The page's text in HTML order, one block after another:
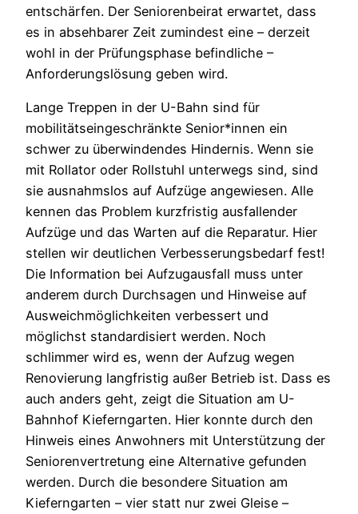
entschärfen. Der Seniorenbeirat erwartet, dass
es in absehbarer Zeit zumindest eine – derzeit
wohl in der Prüfungsphase befindliche –
Anforderungslösung geben wird.
Lange Treppen in der U-Bahn sind für
mobilitätseingeschränkte Senior*innen ein
schwer zu überwindendes Hindernis. Wenn sie
mit Rollator oder Rollstuhl unterwegs sind, sind
sie ausnahmslos auf Aufzüge angewiesen. Alle
kennen das Problem kurzfristig ausfallender
Aufzüge und das Warten auf die Reparatur. Hier
stellen wir deutlichen Verbesserungsbedarf fest!
Die Information bei Aufzugausfall muss unter
anderem durch Durchsagen und Hinweise auf
Ausweichmöglichkeiten verbessert und
möglichst standardisiert werden. Noch
schlimmer wird es, wenn der Aufzug wegen
Renovierung langfristig außer Betrieb ist. Dass es
auch anders geht, zeigt die Situation am U-
Bahnhof Kieferngarten. Hier konnte durch den
Hinweis eines Anwohners mit Unterstützung der
Seniorenvertretung eine Alternative gefunden
werden. Durch die besondere Situation am
Kieferngarten – vier statt nur zwei Gleise –